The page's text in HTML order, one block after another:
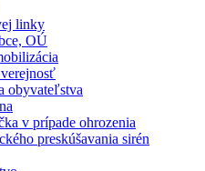
linky
OÚ
obyvateľstva
v prípade ohrozenia
preskúšavania sirén